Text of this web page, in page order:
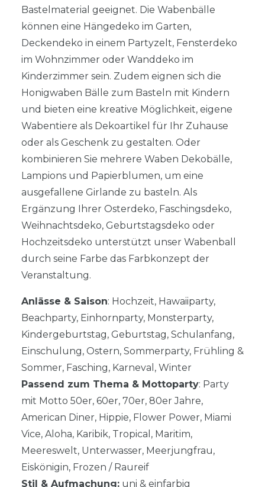
Bastelmaterial geeignet. Die Wabenbälle
können eine Hängedeko im Garten,
Deckendeko in einem Partyzelt, Fensterdeko
im Wohnzimmer oder Wanddeko im
Kinderzimmer sein. Zudem eignen sich die
Honigwaben Bälle zum Basteln mit Kindern
und bieten eine kreative Möglichkeit, eigene
Wabentiere als Dekoartikel für Ihr Zuhause
oder als Geschenk zu gestalten. Oder
kombinieren Sie mehrere Waben Dekobälle,
Lampions und Papierblumen, um eine
ausgefallene Girlande zu basteln. Als
Ergänzung Ihrer Osterdeko, Faschingsdeko,
Weihnachtsdeko, Geburtstagsdeko oder
Hochzeitsdeko unterstützt unser Wabenball
durch seine Farbe das Farbkonzept der
Veranstaltung.
Anlässe & Saison: Hochzeit, Hawaiiparty,
Beachparty, Einhornparty, Monsterparty,
Kindergeburtstag, Geburtstag, Schulanfang,
Einschulung, Ostern, Sommerparty, Frühling &
Sommer, Fasching, Karneval, Winter
Passend zum Thema & Mottoparty: Party
mit Motto 50er, 60er, 70er, 80er Jahre,
American Diner, Hippie, Flower Power, Miami
Vice, Aloha, Karibik, Tropical, Maritim,
Meereswelt, Unterwasser, Meerjungfrau,
Eiskönigin, Frozen / Raureif
Stil & Aufmachung: uni & einfarbig